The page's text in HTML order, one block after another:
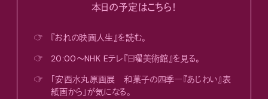
本日の予定はこちら！
☞
『おれの映画人生』を読む。
☞
20:00〜NHK Eテレ『日曜美術館』を見る。
☞
「安西水丸原画展 和菓子の四季―『あじわい』表
紙画から」が気になる。